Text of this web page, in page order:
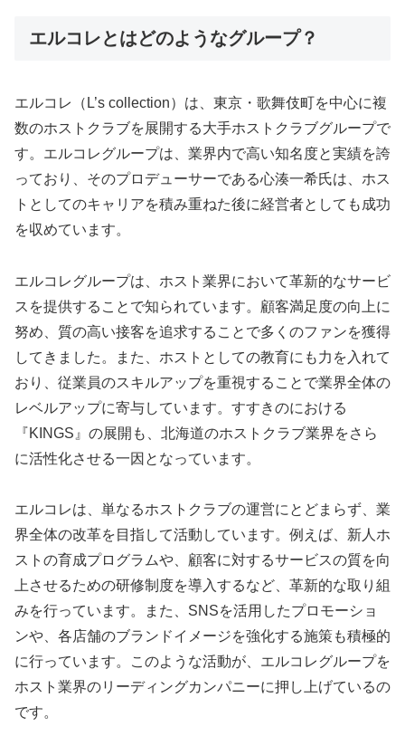
エルコレとはどのようなグループ？
エルコレ（L’s collection）は、東京・歌舞伎町を中心に複
数のホストクラブを展開する大手ホストクラブグループで
す。エルコレグループは、業界内で高い知名度と実績を誇
っており、そのプロデューサーである心湊一希氏は、ホス
トとしてのキャリアを積み重ねた後に経営者としても成功
を収めています。
エルコレグループは、ホスト業界において革新的なサービ
スを提供することで知られています。顧客満足度の向上に
努め、質の高い接客を追求することで多くのファンを獲得
してきました。また、ホストとしての教育にも力を入れて
おり、従業員のスキルアップを重視することで業界全体の
レベルアップに寄与しています。すすきのにおける
『KINGS』の展開も、北海道のホストクラブ業界をさら
に活性化させる一因となっています。
エルコレは、単なるホストクラブの運営にとどまらず、業
界全体の改革を目指して活動しています。例えば、新人ホ
ストの育成プログラムや、顧客に対するサービスの質を向
上させるための研修制度を導入するなど、革新的な取り組
みを行っています。また、SNSを活用したプロモーショ
ンや、各店舗のブランドイメージを強化する施策も積極的
に行っています。このような活動が、エルコレグループを
ホスト業界のリーディングカンパニーに押し上げているの
です。